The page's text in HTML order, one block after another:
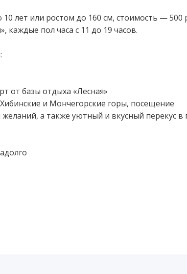
лет или ростом до 160 см, стоимость — 500
пол часа с 11 до 19 часов.⁣⁣⠀
от базы отдыха «Лесная»⁣⁣⠀⁣⁣⠀
и Мончегорские горы, посещение
а также уютный и вкусный перекус в